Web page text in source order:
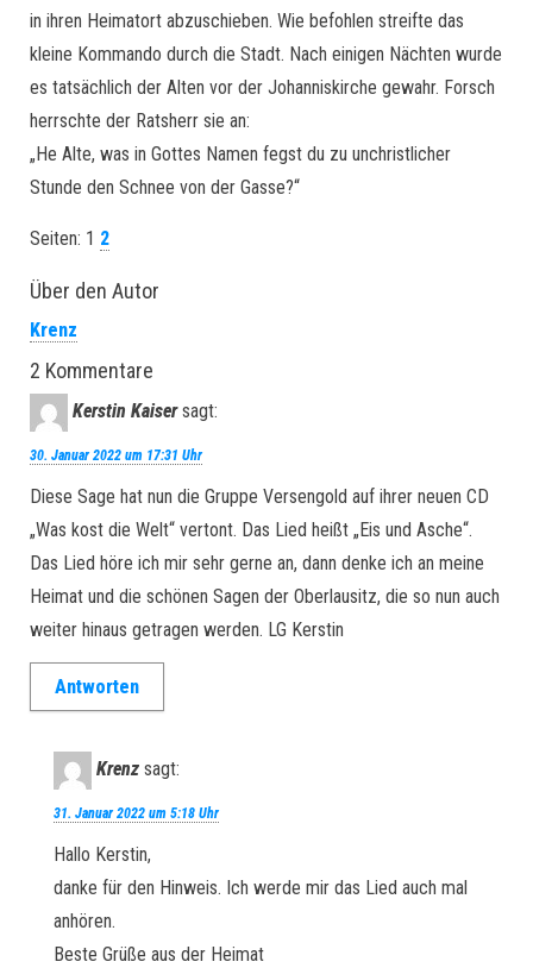
in ihren Heimatort abzuschieben. Wie befohlen streifte das
kleine Kommando durch die Stadt. Nach einigen Nächten wurde
es tatsächlich der Alten vor der Johanniskirche gewahr. Forsch
herrschte der Ratsherr sie an:
„He Alte, was in Gottes Namen fegst du zu unchristlicher
Stunde den Schnee von der Gasse?“
Seiten: 1 2
Über den Autor
Krenz
2 Kommentare
Kerstin Kaiser sagt:
30. Januar 2022 um 17:31 Uhr
Diese Sage hat nun die Gruppe Versengold auf ihrer neuen CD
„Was kost die Welt“ vertont. Das Lied heißt „Eis und Asche“.
Das Lied höre ich mir sehr gerne an, dann denke ich an meine
Heimat und die schönen Sagen der Oberlausitz, die so nun auch
weiter hinaus getragen werden. LG Kerstin
Antworten
Krenz sagt:
31. Januar 2022 um 5:18 Uhr
Hallo Kerstin,
danke für den Hinweis. Ich werde mir das Lied auch mal
anhören.
Beste Grüße aus der Heimat